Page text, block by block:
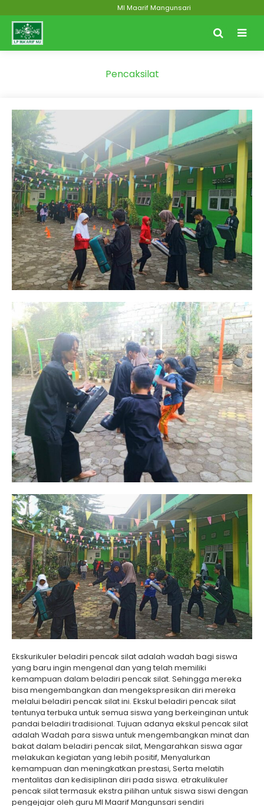
MI Maarif Mangunsari
Pencaksilat
Ekskurikuler beladiri pencak silat adalah wadah bagi siswa
yang baru ingin mengenal dan yang telah memiliki
kemampuan dalam beladiri pencak silat. Sehingga mereka
bisa mengembangkan dan mengekspresikan diri mereka
melalui beladiri pencak silat ini. Ekskul beladiri pencak silat
tentunya terbuka untuk semua siswa yang berkeinginan untuk
pandai beladiri tradisional. Tujuan adanya ekskul pencak silat
adalah Wadah para siswa untuk mengembangkan minat dan
bakat dalam beladiri pencak silat, Mengarahkan siswa agar
melakukan kegiatan yang lebih positif, Menyalurkan
kemampuan dan meningkatkan prestasi, Serta melatih
mentalitas dan kedisiplinan diri pada siswa. etrakulikuler
pencak silat termasuk ekstra pilihan untuk siswa siswi dengan
pengejajar oleh guru MI Maarif Mangunsari sendiri